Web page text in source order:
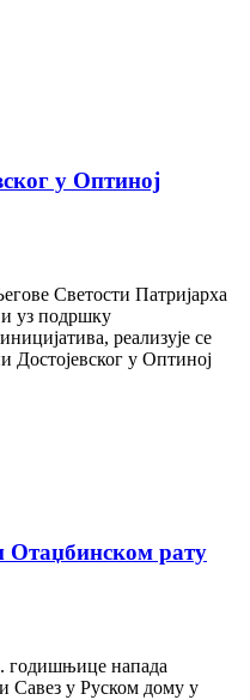
у Оптиној
Светости Патријарха
уз подршку
реализује се
Достојевског у Оптиној
Отаџбинском рату
годишњице напада
Савез у Руском дому у